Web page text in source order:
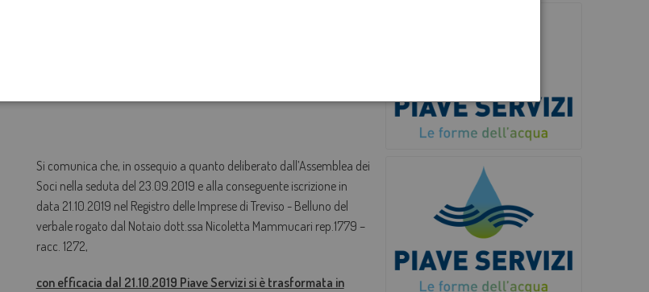
TABELLE ONERI PRESTAZIONI E SERVIZI
PERDITE OCCULTE - FONDO ACQUA PER TE
BOLLETTA SEMPLICE
GLOSSARIO
QUALITÀ CONTRATTUALE
Si comunica che, in ossequio a quanto deliberato dall’Assemblea dei
Soci nella seduta del 23.09.2019 e alla conseguente iscrizione in
data 21.10.2019 nel Registro delle Imprese di Treviso - Belluno del
verbale rogato dal Notaio dott.ssa Nicoletta Mammucari rep.1779 –
racc. 1272,
con efficacia dal 21.10.2019 Piave Servizi si è trasformata in